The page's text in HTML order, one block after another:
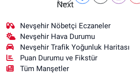
Nevşehir Nöbetçi Eczaneler
Nevşehir Hava Durumu
Nevşehir Trafik Yoğunluk Haritası
Puan Durumu ve Fikstür
Tüm Manşetler